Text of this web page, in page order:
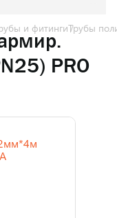
и фитингиТрубы
PRO